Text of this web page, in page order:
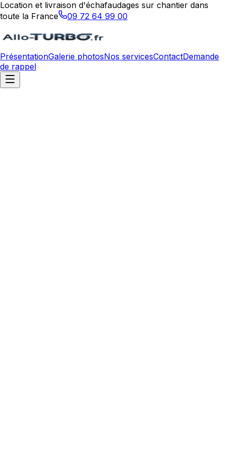
Location et livraison d'échafaudages sur chantier dans
toute la France
09 72 64 99 00
PrésentationGalerie photosNos servicesContactDemande
de rappel